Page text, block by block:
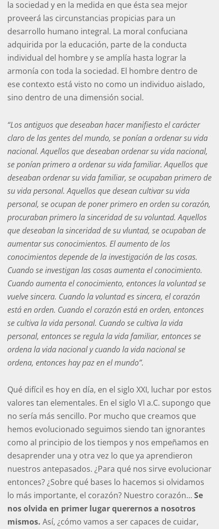
la sociedad y en la medida en que ésta sea mejor
proveerá las circunstancias propicias para un
desarrollo humano integral. La moral confuciana
adquirida por la educación, parte de la conducta
individual del hombre y se amplía hasta lograr la
armonía con toda la sociedad. El hombre dentro de
ese contexto está visto no como un individuo aislado,
sino dentro de una dimensión social.
“Los antiguos que deseaban hacer manifiesto el carácter
claro de las gentes del mundo, se ponían a ordenar su vida
nacional. Aquellos que deseaban ordenar su vida nacional,
se ponían primero a ordenar su vida familiar. Aquellos que
deseaban ordenar su vida familiar, se ocupaban primero de
su vida personal. Aquellos que desean cultivar su vida
personal, se ocupan de poner primero en orden su corazón,
procuraban primero la sinceridad de su voluntad. Aquellos
que deseaban la sinceridad de su vluntad, se ocupaban de
aumentar sus conocimientos. El aumento de los
conocimientos depende de la investigación de las cosas.
Cuando se investigan las cosas aumenta el conocimiento.
Cuando aumenta el conocimiento, entonces la voluntad se
vuelve sincera. Cuando la voluntad es sincera, el corazón
está en orden. Cuando el corazón está en orden, entonces
se cultiva la vida personal. Cuando se cultiva la vida
personal, entonces se regula la vida familiar, entonces se
ordena la vida nacional y cuando la vida nacional se
ordena, entonces hay paz en el mundo”.
Qué difícil es hoy en día, en el siglo XXI, luchar por estos
valores tan elementales. En el siglo VI a.C. supongo que
no sería más sencillo. Por mucho que creamos que
hemos evolucionado seguimos siendo tan ignorantes
como al principio de los tiempos y nos empeñamos en
desaprender una y otra vez lo que ya aprendieron
nuestros antepasados. ¿Para qué nos sirve evolucionar
entonces? ¿Sobre qué bases lo hacemos si olvidamos
lo más importante, el corazón? Nuestro corazón…Se
nos olvida en primer lugar querernos a nosotros
mismos. Así, ¿cómo vamos a ser capaces de cuidar,